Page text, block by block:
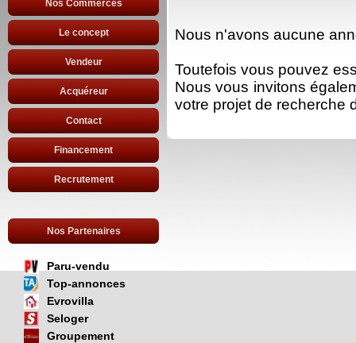
Nos Commerces
Le concept
Vendeur
Acquéreur
Contact
Financement
Recrutement
Nos Partenaires
Paru-vendu
Top-annonces
Evrovilla
Seloger
Groupement
Nous n'avons aucune
Toutefois vous pouvez
Nous vous invitons
votre projet de recherche